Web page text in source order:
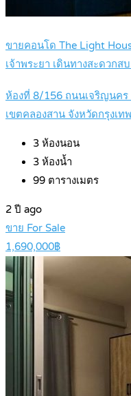
ขายคอนโด The Light
เจ้าพระยา เดินทางสะดวก
ห้องที่ 8/156 ถนนเจริญนค
เขตคลองสาน จังหวัดกรุงเ
3 ห้องนอน
3 ห้องน้ำ
99 ตารางเมตร
2 ปี ago
ขาย For Sale
1,690,000฿